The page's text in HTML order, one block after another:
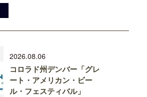
2026.08.06
コロラド州デンバー「グレ
ート・アメリカン・ビー
ル・フェスティバル」